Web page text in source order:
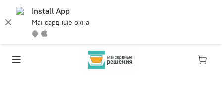
Install App
Мансардные окна